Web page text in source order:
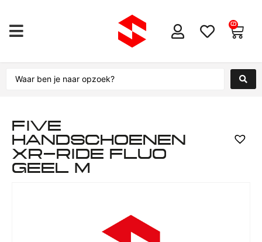
0
FIVE
HANDSCHOENEN
XR-RIDE FLUO
GEEL M